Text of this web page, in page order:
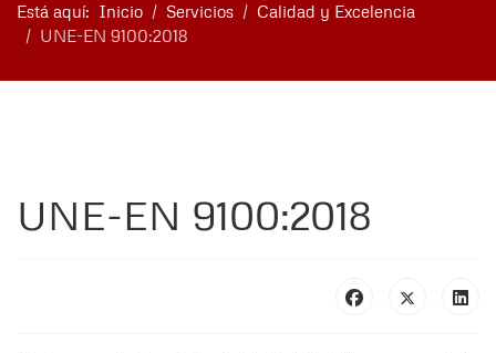
Está aquí: Inicio Servicios
Calidad y Excelencia
UNE-EN 9100:2018
UNE-EN 9100:2018